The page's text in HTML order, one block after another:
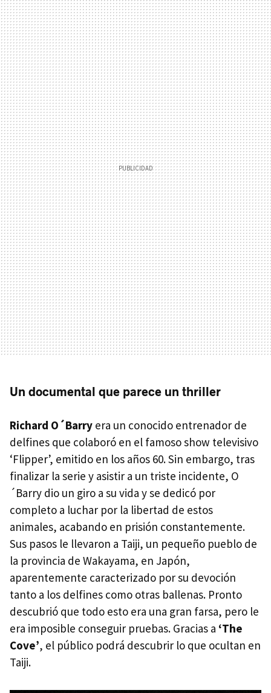
Un documental que parece un thriller
Richard O´Barry era un conocido entrenador de
delfines que colaboró en el famoso show televisivo
‘Flipper’, emitido en los años 60. Sin embargo, tras
finalizar la serie y asistir a un triste incidente, O
´Barry dio un giro a su vida y se dedicó por
completo a luchar por la libertad de estos
animales, acabando en prisión constantemente.
Sus pasos le llevaron a Taiji, un pequeño pueblo de
la provincia de Wakayama, en Japón,
aparentemente caracterizado por su devoción
tanto a los delfines como otras ballenas. Pronto
descubrió que todo esto era una gran farsa, pero le
era imposible conseguir pruebas. Gracias a ‘The
Cove’, el público podrá descubrir lo que ocultan en
Taiji.